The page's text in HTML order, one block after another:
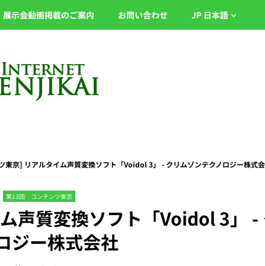
展示会動画掲載のご案内 お問い合わせ JP 日本語
東京] リアルタイム声質変換ソフト「Voidol 3」 - クリムゾンテクノロジー株式
第13回 コンテンツ東京
声質変換ソフト「Voidol 3」 -
ジー株式会社